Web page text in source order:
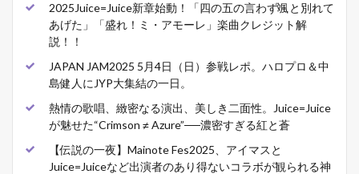
2025Juice=Juice新章始動！「四の五の言わず颯と別れて
あげた」「盛れ！ミ・アモーレ」楽曲クレジット解
説！！
JAPAN JAM2025 5月4日（日）参戦レポ。ハロプロ＆中
島健人にJYP大集結の一日。
熱情の歌唱、緻密なる演出、美しき二面性。Juice=Juice
が魅せた“Crimson ≠ Azure”──濃密すぎる紅と蒼
【伝説の一夜】Mainote Fes2025、アイマスと
Juice=Juiceなど出演者のあり得ないコラボが観られる神